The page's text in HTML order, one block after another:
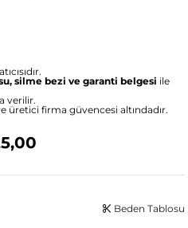
silme bezi ve garanti belgesi ile
verilir.
üretici firma güvencesi altındadır.
Beden Tablosu